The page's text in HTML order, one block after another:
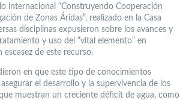
internacional “Construyendo Cooperación
de Zonas Áridas”, realizado en la Casa
disciplinas expusieron sobre los avances y
y uso del “vital elemento” en
de este recurso.
en que este tipo de conocimientos
el desarrollo y la supervivencia de los
muestran un creciente déficit de agua, como